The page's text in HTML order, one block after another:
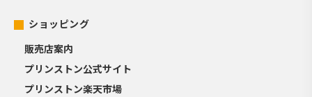
ショッピング
販売店案内
プリンストン公式サイト
プリンストン楽天市場